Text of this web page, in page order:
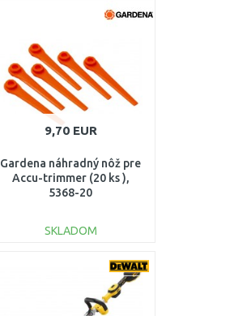
DO KOŠÍKA
9,70 EUR
Gardena náhradný nôž pre
Accu-trimmer (20 ks ),
5368-20
SKLADOM
DO KOŠÍKA
Porovnať